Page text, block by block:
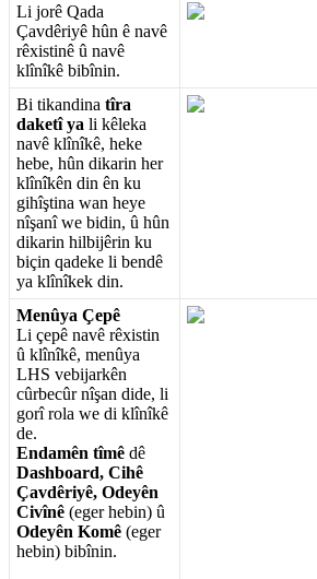
Li jorê Qada
Çavdêriyê hûn ê navê
rêxistinê û navê
klînîkê bibînin.
Bi tikandina tîra
daketî ya li kêleka
navê klînîkê, heke
hebe, hûn dikarin her
klînîkên din ên ku
gihîştina wan heye
nîşanî we bidin, û hûn
dikarin hilbijêrin ku
biçin qadeke li bendê
ya klînîkek din.
Menûya Çepê
Li çepê navê rêxistin
û klînîkê, menûya
LHS vebijarkên
cûrbecûr nîşan dide, li
gorî rola we di klînîkê
de.
Endamên tîmê dê
Dashboard, Cihê
Çavdêriyê, Odeyên
Civînê (eger hebin) û
Odeyên Komê (eger
hebin) bibînin.